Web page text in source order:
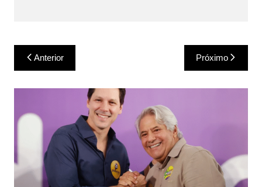
Navegação
de
Post
Anterior Próximo